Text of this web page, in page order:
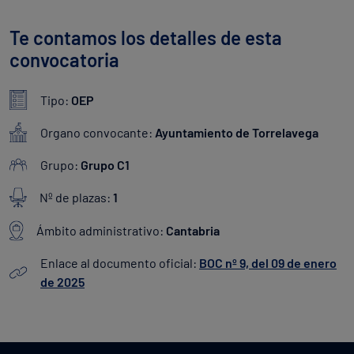
Te contamos los detalles de esta
convocatoria
Tipo: OEP
Organo convocante: Ayuntamiento de Torrelavega
Grupo: Grupo C1
Nº de plazas: 1
Ámbito administrativo: Cantabria
Enlace al documento oficial: BOC nº 9, del 09 de enero
de 2025